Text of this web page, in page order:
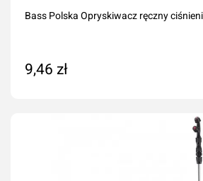
Bass Polska Opryskiwacz ręczny
9,46 zł